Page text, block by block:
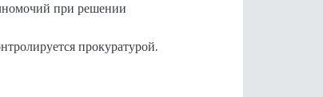
при решении
прокуратурой.